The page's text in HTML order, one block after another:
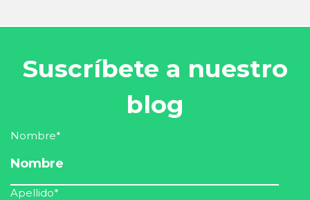
Suscríbete a nuestro
blog
Nombre*
Apellido*